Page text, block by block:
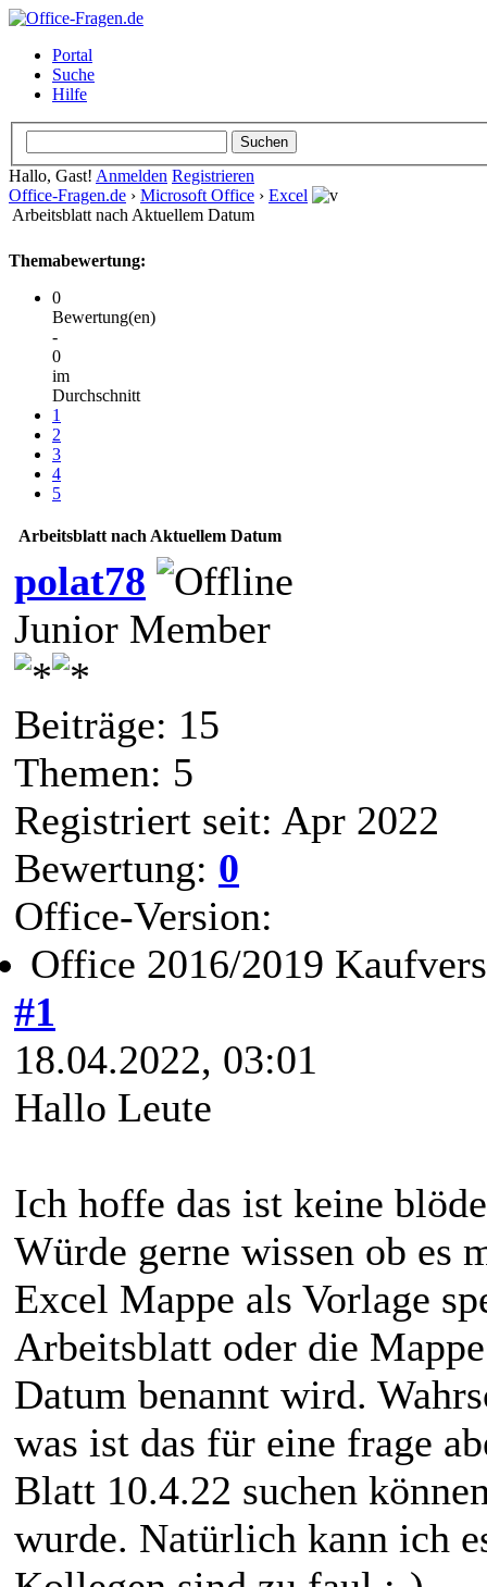
Portal
Suche
Hilfe
Hallo, Gast! Anmelden Registrieren
Office-Fragen.de › Microsoft Office › Excel
Arbeitsblatt nach Aktuellem Datum
Themabewertung:
0
Bewertung(en)
-
0
im
Durchschnitt
1
2
3
4
5
Arbeitsblatt nach Aktuellem Datum
polat78
Junior Member
Beiträge: 15
Themen: 5
Registriert seit: Apr 2022
Bewertung: 0
Office-Version:
Office 2016/2019
#1
18.04.2022, 03:01
Hallo Leute
Ich hoffe das ist keine
Würde gerne wissen ob es
Excel Mappe als Vorlage
Arbeitsblatt oder die
Datum benannt wird.
was ist das für eine frage
Blatt 10.4.22 suchen
wurde. Natürlich kann ich